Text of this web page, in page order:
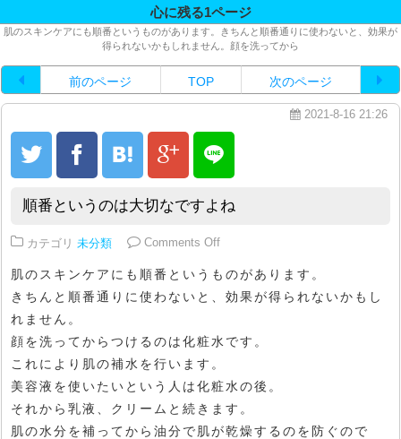
心に残る1ページ
肌のスキンケアにも順番というものがあります。きちんと順番通りに使わないと、効果が
得られないかもしれません。顔を洗ってから
前のページ TOP 次のページ
2021-8-16 21:26
順番というのは大切なですよね
カテゴリ 未分類 Comments Offon 順番というのは大切なですよね
肌のスキンケアにも順番というものがあります。
きちんと順番通りに使わないと、効果が得られないかもし
れません。
顔を洗ってからつけるのは化粧水です。
これにより肌の補水を行います。
美容液を使いたいという人は化粧水の後。
それから乳液、クリームと続きます。
肌の水分を補ってから油分で肌が乾燥するのを防ぐので